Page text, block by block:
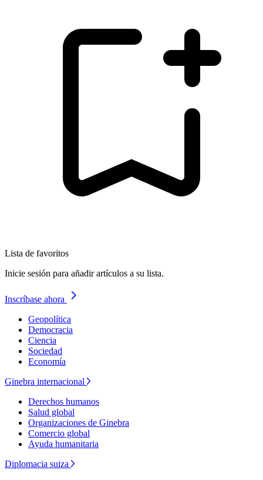
Lista de favoritos
Inicie sesión para añadir artículos a su lista.
Inscríbase ahora
Geopolítica
Democracia
Ciencia
Sociedad
Economía
Ginebra internacional
Derechos humanos
Salud global
Organizaciones de Ginebra
Comercio global
Ayuda humanitaria
Diplomacia suiza